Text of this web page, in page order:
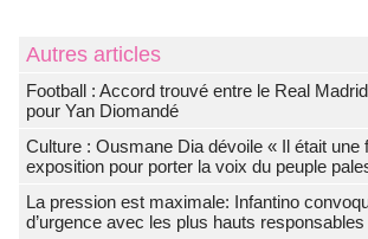
Autres articles
Football : Accord trouvé entre le Real
pour Yan Diomandé
Culture : Ousmane Dia dévoile « Il était une
exposition pour porter la voix du peuple
La pression est maximale: Infantino
d’urgence avec les plus hauts